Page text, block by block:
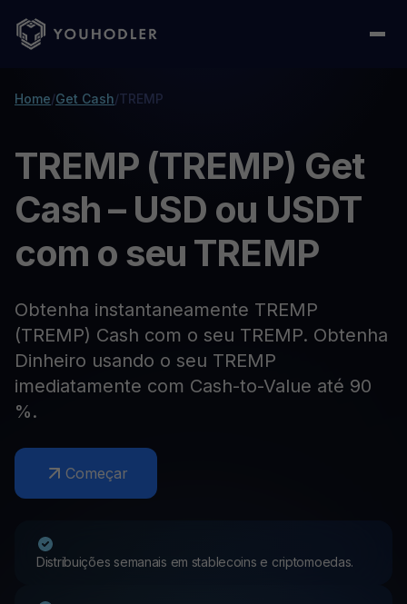
Home/Get Cash/TREMP
TREMP (TREMP) Get
Cash – USD ou USDT
com o seu TREMP
Obtenha instantaneamente TREMP
(TREMP) Cash com o seu TREMP. Obtenha
Dinheiro usando o seu TREMP
imediatamente com Cash-to-Value até 90
%.
Começar
Distribuições semanais em stablecoins e criptomoedas.